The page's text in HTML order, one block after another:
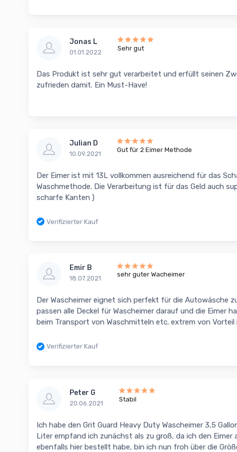
Jonas L
01.01.2022
Sehr gut
Das Produkt ist sehr gut verarbeitet und erfüllt seinen
zufrieden damit. Ein Must-Have!
Julian D
10.09.2021
Gut für 2 Eimer Methode
Der Eimer ist mit 13L vollkommen ausreichend für das
Waschmethode. Die Verarbeitung ist für das Geld auch
scharfe Kanten )
Verifizierter Kauf
Emir B
18.07.2021
sehr guter Wacheimer
Der Wascheimer eignet sich perfekt für die Autowäsche
passen alle Deckel für Wascheimer darauf und die Eimer
beim Transport von Waschmitteln etc. extrem von Vorteil
Verifizierter Kauf
Peter G
20.06.2021
Stabil
Ich habe den Grit Guard Heavy Duty Wascheimer 3,5
Liter empfand ich zunächst als zu groß, da ich den
ebenfalls hier bestellt habe, bin ich nun froh über die